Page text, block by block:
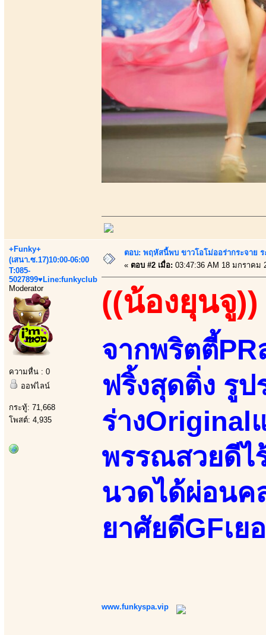
+Funky+
(เสนา.ซ.17)10:00-06:00
T:085-
5027899♥Line:funkyclub
Moderator
ความหื่น : 0
ออฟไลน์
กระทู้: 71,668
โพสต์: 4,935
ตอบ: พฤหัสนี้พบ ขาวโอโม่ออร่ากระจาย
« ตอบ #2 เมื่อ: 03:47:36 AM 18 มกราคม
((น้องยุนจู))
จากพริตตี้PR
ฟริ้งสุดติ่ง รูป
ร่างOriginal
พรรณสวยดีไ
นวดได้ผ่อนค
ยาศัยดีGFเ
www.funkyspa.vip